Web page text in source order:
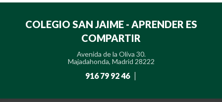
COLEGIO SAN JAIME - APRENDER ES
COMPARTIR
Avenida de la Oliva 30.
Majadahonda, Madrid 28222
916 79 92 46